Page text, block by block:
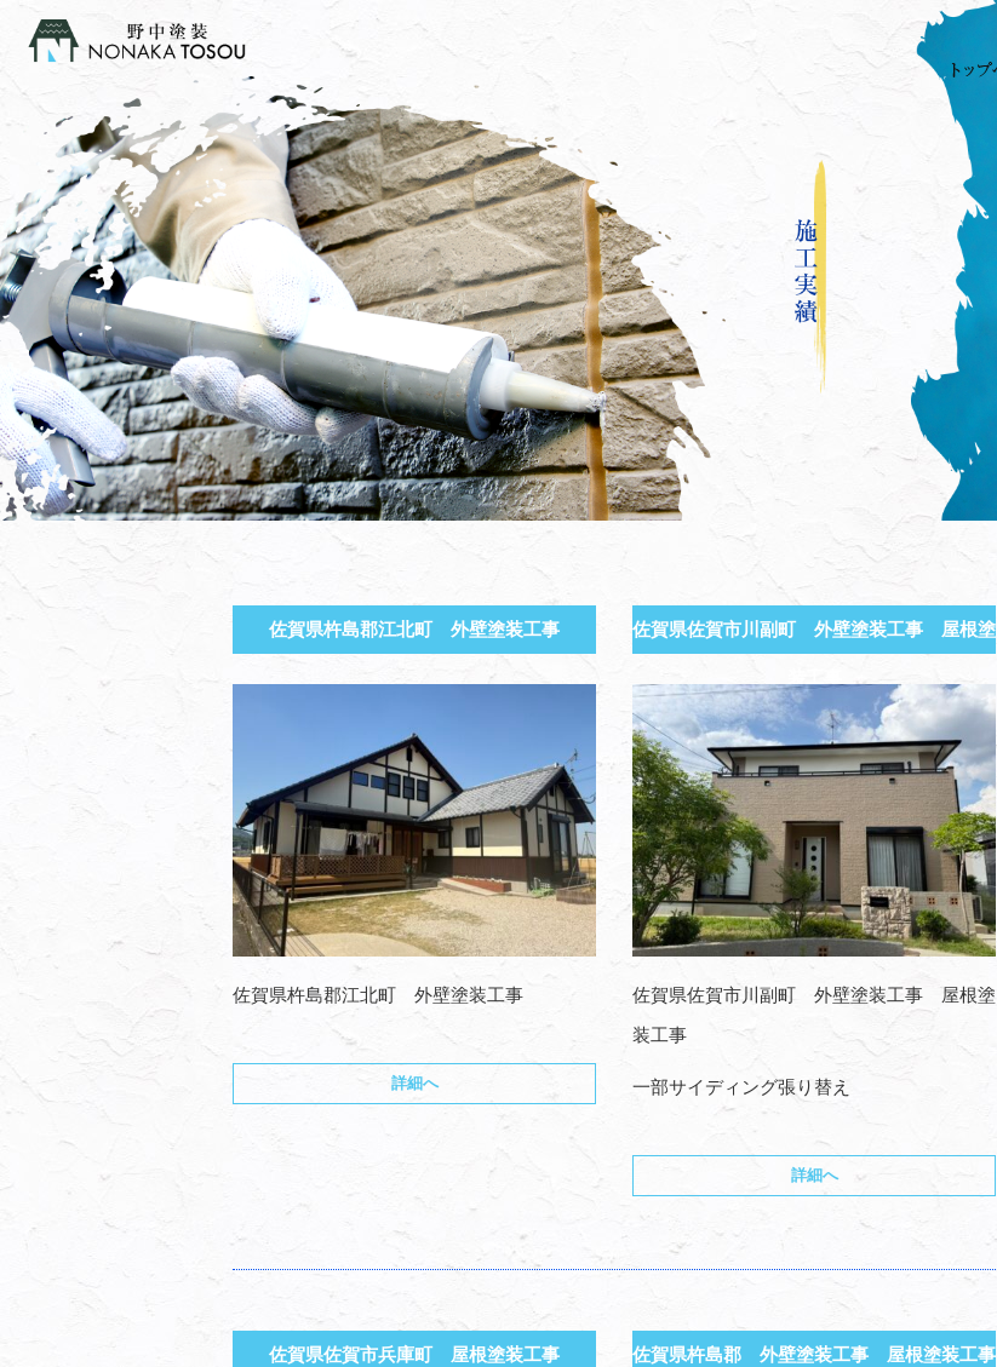
佐賀県杵島郡江北町 外壁塗装工事
佐賀県杵島郡江北町 外壁塗装工事
詳細へ
佐賀県佐賀市川副町 外壁塗装工事 屋根塗
佐賀県佐賀市川副町 外壁塗装工事 屋根塗
装工事
一部サイディング張り替え
詳細へ
佐賀県佐賀市兵庫町 屋根塗装工事 佐賀県杵島郡 外壁塗装工事 屋根塗装工事